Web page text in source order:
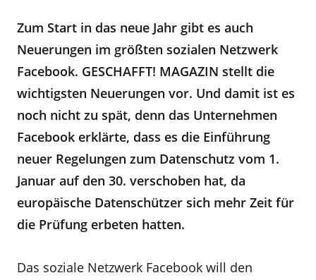
Zum Start in das neue Jahr gibt es auch
Neuerungen im größten sozialen Netzwerk
Facebook. GESCHAFFT! MAGAZIN stellt die
wichtigsten Neuerungen vor. Und damit ist es
noch nicht zu spät, denn das Unternehmen
Facebook erklärte, dass es die Einführung
neuer Regelungen zum Datenschutz vom 1.
Januar auf den 30. verschoben hat, da
europäische Datenschützer sich mehr Zeit für
die Prüfung erbeten hatten.
Das soziale Netzwerk Facebook will den